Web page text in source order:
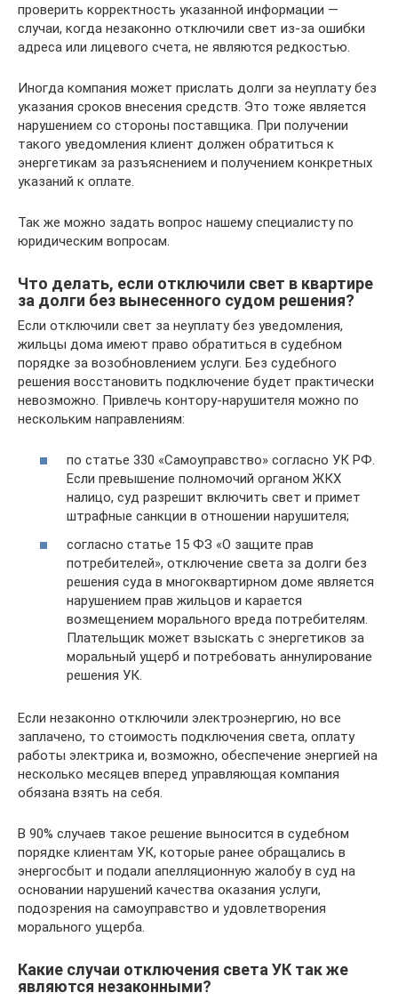
проверить корректность указанной информации —
случаи, когда незаконно отключили свет из-за ошибки
адреса или лицевого счета, не являются редкостью.
Иногда компания может прислать долги за неуплату без
указания сроков внесения средств. Это тоже является
нарушением со стороны поставщика. При получении
такого уведомления клиент должен обратиться к
энергетикам за разъяснением и получением конкретных
указаний к оплате.
Так же можно задать вопрос нашему специалисту по
юридическим вопросам.
Что делать, если отключили свет в квартире
за долги без вынесенного судом решения?
Если отключили свет за неуплату без уведомления,
жильцы дома имеют право обратиться в судебном
порядке за возобновлением услуги. Без судебного
решения восстановить подключение будет практически
невозможно. Привлечь контору-нарушителя можно по
нескольким направлениям:
по статье 330 «Самоуправство» согласно УК РФ.
Если превышение полномочий органом ЖКХ
налицо, суд разрешит включить свет и примет
штрафные санкции в отношении нарушителя;
согласно статье 15 ФЗ «О защите прав
потребителей», отключение света за долги без
решения суда в многоквартирном доме является
нарушением прав жильцов и карается
возмещением морального вреда потребителям.
Плательщик может взыскать с энергетиков за
моральный ущерб и потребовать аннулирование
решения УК.
Если незаконно отключили электроэнергию, но все
заплачено, то стоимость подключения света, оплату
работы электрика и, возможно, обеспечение энергией на
несколько месяцев вперед управляющая компания
обязана взять на себя.
В 90% случаев такое решение выносится в судебном
порядке клиентам УК, которые ранее обращались в
энергосбыт и подали апелляционную жалобу в суд на
основании нарушений качества оказания услуги,
подозрения на самоуправство и удовлетворения
морального ущерба.
Какие случаи отключения света УК так же
являются незаконными?